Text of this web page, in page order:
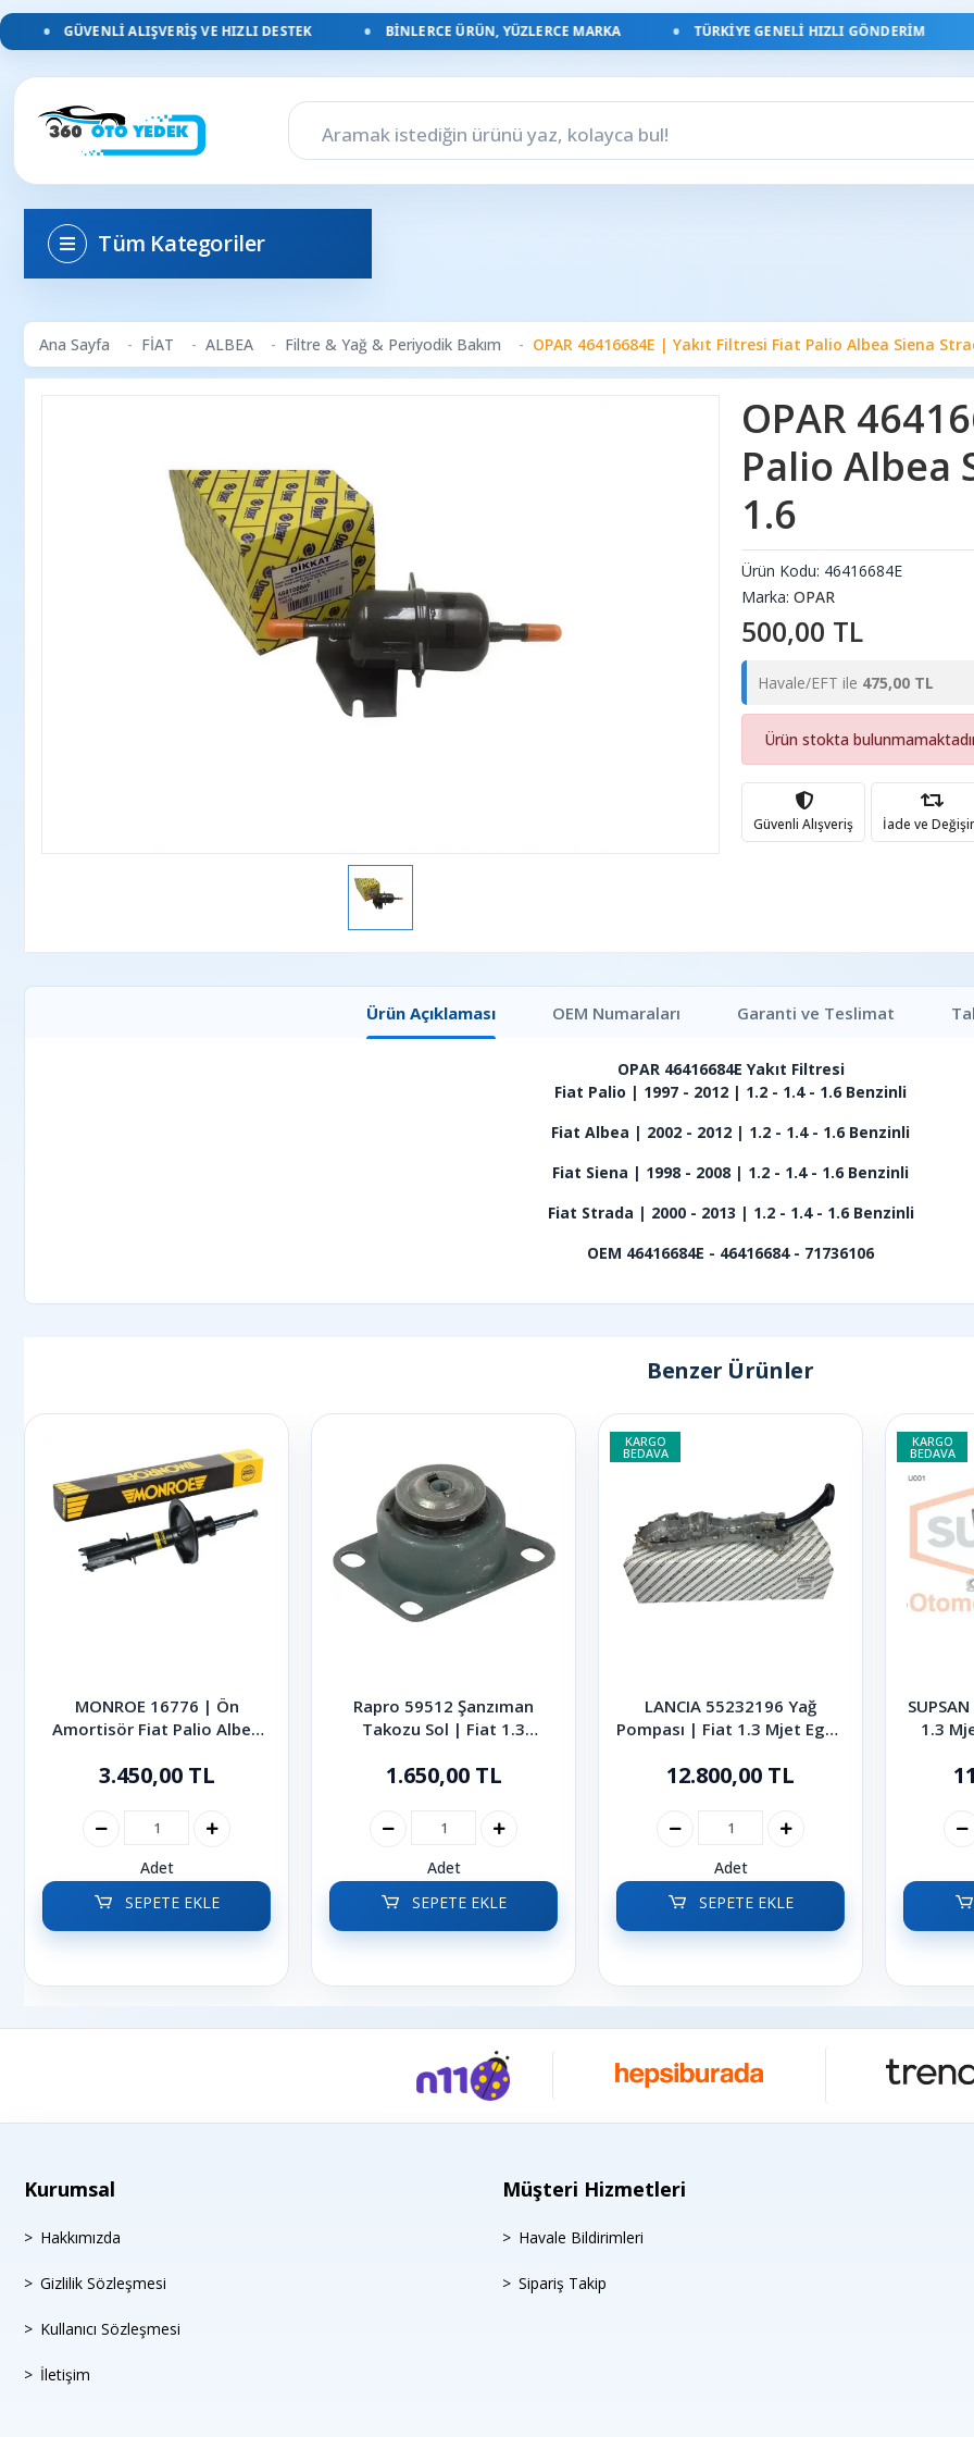
GÜVENLI ALIŞVERIŞ VE HIZLI DESTEK BINLERCE ÜRÜN, YÜZLERCE MARKA TÜRKIYE GENELI HIZLI GÖNDERIM
Tüm Kategoriler
Ana Sayfa FİAT ALBEA Filtre & Yağ & Periyodik Bakım OPAR 46416684E | Yakıt Filtresi Fiat Palio Albea Siena
OPAR
Palio Albea
1.6
Ürün Kodu: 46416684E
Marka: OPAR
500,00 TL
Havale/EFT ile 475,00 TL
Ürün stokta
Güvenli Alışveriş İade ve
Ürün Açıklaması Garanti ve Teslimat
OEM Numaraları
OPAR 46416684E Yakıt Filtresi
Fiat Palio | 1997 - 2012 | 1.2 - 1.4 - 1.6 Benzinli
Fiat Albea | 2002 - 2012 | 1.2 - 1.4 - 1.6 Benzinli
Fiat Siena | 1998 - 2008 | 1.2 - 1.4 - 1.6 Benzinli
Fiat Strada | 2000 - 2013 | 1.2 - 1.4 - 1.6 Benzinli
OEM 46416684E - 46416684 - 71736106
Benzer Ürünler
MONROE 16776 | Ön
Amortisör Fiat Palio Albea
3.450,00 TL
Adet
SEPETE EKLE
Rapro 59512 Şanzıman
Takozu Sol | Fiat 1.3
1.650,00 TL
Adet
SEPETE EKLE
KARGO
BEDAVA
LANCIA 55232196 Yağ
Pompası | Fiat 1.3 Mjet Egea
Albea Palio
12.800,00 TL
Adet
SEPETE EKLE
KARGO
BEDAVA
1.3
Kurumsal
Hakkımızda
Gizlilik Sözleşmesi
Kullanıcı Sözleşmesi
İletişim
Müşteri Hizmetleri
Havale Bildirimleri
Sipariş Takip